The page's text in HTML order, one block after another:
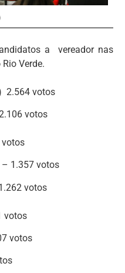
a vereador nas
Verde.
2.564 votos
votos
votos
1.357 votos
votos
votos
votos